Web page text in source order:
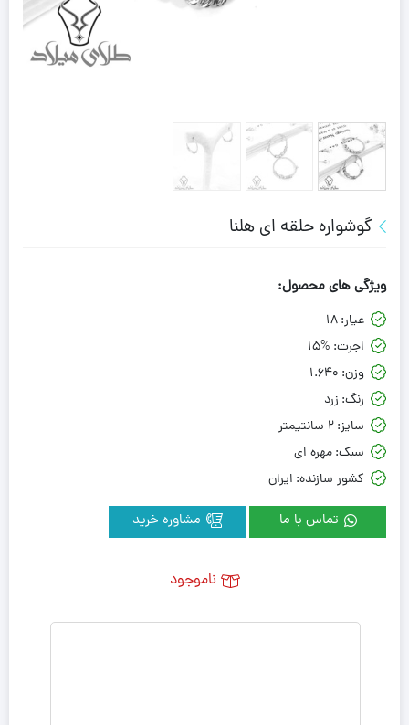
گوشواره حلقه ای هلنا
ویژگی های محصول:
عیار:18
اجرت: 15%
وزن: 1.640
رنگ: زرد
سایز:2 سانتیمتر
سبک:مهره ای
کشور سازنده: ایران
تماس با ما
ناموجود